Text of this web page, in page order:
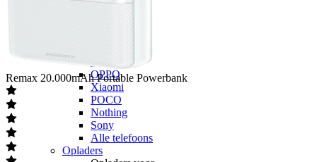
OPPO
Xiaomi
POCO
Nothing
Sony
Alle telefoons
Opladers
Remax 20.000mAh Portable Powerbank